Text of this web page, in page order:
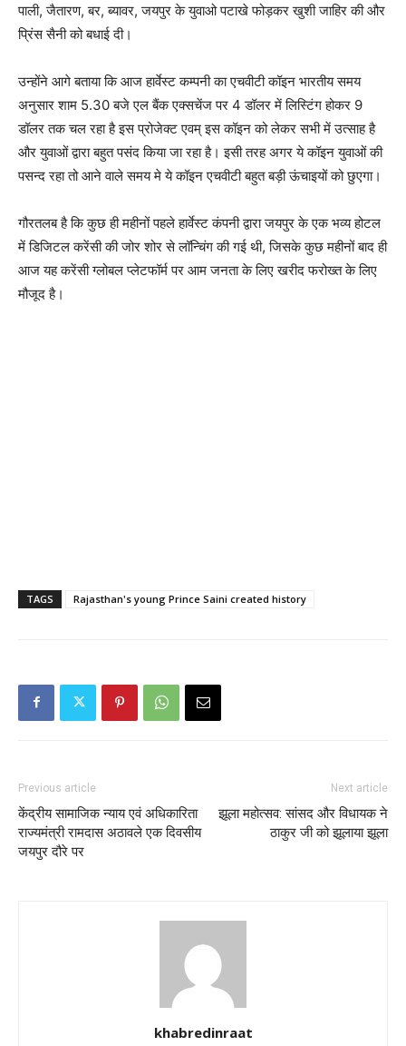
पाली, जैतारण, बर, ब्यावर, जयपुर के युवाओ पटाखे फोड़कर खुशी जाहिर की और
प्रिंस सैनी को बधाई दी।
उन्होंने आगे बताया कि आज हार्वेस्ट कम्पनी का एचवीटी कॉइन भारतीय समय
अनुसार शाम 5.30 बजे एल बैंक एक्सचेंज पर 4 डॉलर में लिस्टिंग होकर 9
डॉलर तक चल रहा है इस प्रोजेक्ट एवम् इस कॉइन को लेकर सभी में उत्साह है
और युवाओं द्वारा बहुत पसंद किया जा रहा है। इसी तरह अगर ये कॉइन युवाओं की
पसन्द रहा तो आने वाले समय मे ये कॉइन एचवीटी बहुत बड़ी ऊंचाइयों को छुएगा।
गौरतलब है कि कुछ ही महीनों पहले हार्वेस्ट कंपनी द्वारा जयपुर के एक भव्य होटल
में डिजिटल करेंसी की जोर शोर से लॉन्चिंग की गई थी, जिसके कुछ महीनों बाद ही
आज यह करेंसी ग्लोबल प्लेटफॉर्म पर आम जनता के लिए खरीद फरोख्त के लिए
मौजूद है।
TAGS Rajasthan's young Prince Saini created history
Previous article
केंद्रीय सामाजिक न्याय एवं अधिकारिता
राज्यमंत्री रामदास अठावले एक दिवसीय
जयपुर दौरे पर
Next article
झूला महोत्सव: सांसद और विधायक ने
ठाकुर जी को झूलाया झूला
khabredinraat